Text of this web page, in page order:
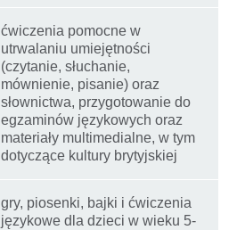
ćwiczenia pomocne w
utrwalaniu umiejętności
(czytanie, słuchanie,
mównienie, pisanie) oraz
słownictwa, przygotowanie do
egzaminów językowych oraz
materiały multimedialne, w tym
dotyczące kultury brytyjskiej
gry, piosenki, bajki i ćwiczenia
językowe dla dzieci w wieku 5-